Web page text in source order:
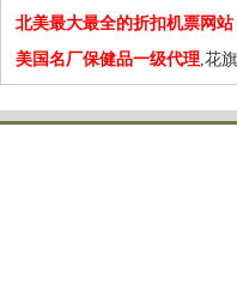
北美最大最全的折扣机票网站
美国名厂保健品一级代理,花